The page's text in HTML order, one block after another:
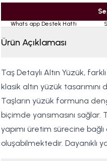
Whats app Destek Hattı
Ürün Açıklaması
Taş Detaylı Altın Yüzük,
klasik altın yüzük
Taşların yüzük formuna
biçimde yansımasını
yapımı üretim sürecine bağlı
oluşabilmektedir. Dayanıklı